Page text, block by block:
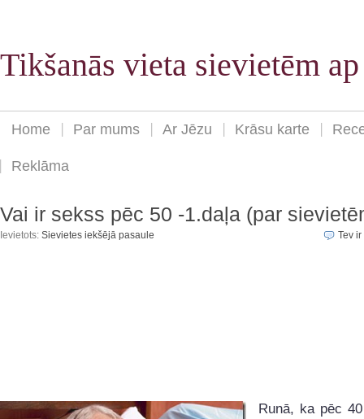
Tikšanās vieta sievietēm
Home Par mums Ar Jēzu Krāsu karte
Reklāma
Vai ir sekss pēc 50 -1.daļa (par
Ievietots: Sievietes iekšējā pasaule Tev ir
Runā, ka pēc